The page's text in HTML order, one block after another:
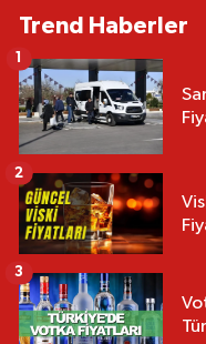
Trend Haberler
1
2
3